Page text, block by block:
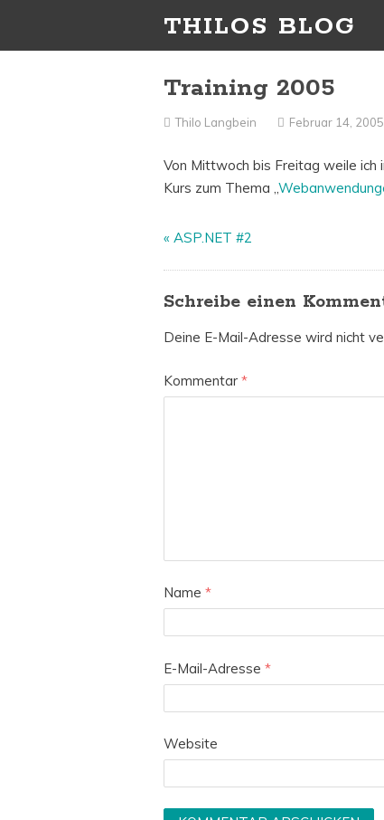
THILOS BLOG
Training 2005
Thilo Langbein Februar 14, 2005
Von Mittwoch bis Freitag weile ich
Kurs zum Thema „
«ASP.NET #2
Schreibe einen
Deine E-Mail-Adresse wird nicht
Kommentar*
Name*
E-Mail-Adresse*
Website